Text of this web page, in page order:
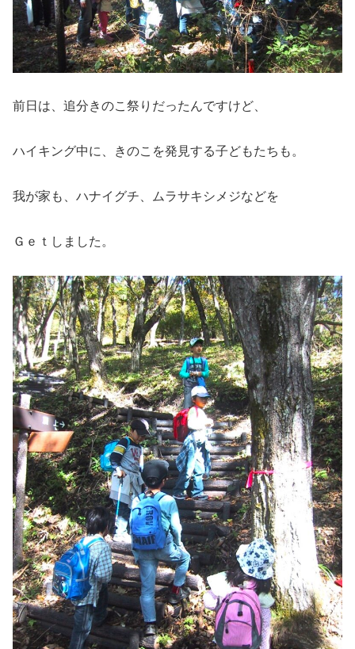
前日は、追分きのこ祭りだったんですけど、
ハイキング中に、きのこを発見する子どもたちも。
我が家も、ハナイグチ、ムラサキシメジなどを
Ｇｅｔしました。